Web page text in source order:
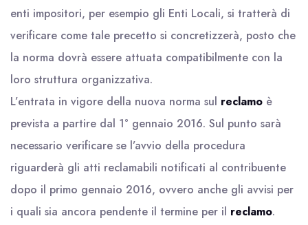
enti impositori, per esempio gli Enti Locali, si tratterà di
verificare come tale precetto si concretizzerà, posto che
la norma dovrà essere attuata compatibilmente con la
loro struttura organizzativa.
L’entrata in vigore della nuova norma sul reclamo è
prevista a partire dal 1° gennaio 2016. Sul punto sarà
necessario verificare se l’avvio della procedura
riguarderà gli atti reclamabili notificati al contribuente
dopo il primo gennaio 2016, ovvero anche gli avvisi per
i quali sia ancora pendente il termine per il reclamo.